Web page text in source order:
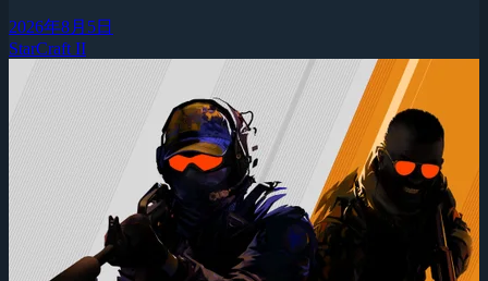
2026年8月5日
StarCraft II